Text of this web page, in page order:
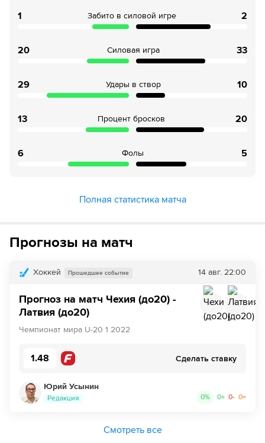
1 Забито в силовой игре 2
20 Силовая игра 33
29 Удары в створ 10
13 Процент бросков 20
6 Фолы 5
Полная статистика матча
Прогнозы на матч
Хоккей Прошедшее событие 14 авг. 22:00
Прогноз на матч Чехия (до20) -
Латвия (до20)
Чемпионат мира U-20 1 2022
1.48 Сделать ставку
Юрий Усынин
Редакция 0% 0+ 0- 0=
Смотреть все